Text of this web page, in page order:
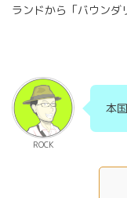
ランドから「バウンダ
ROCK
本